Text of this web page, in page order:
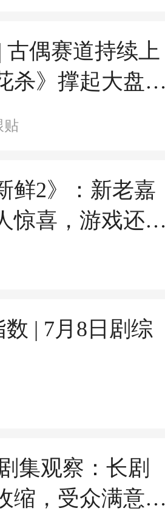
古偶赛道持续上
杀》撑起大盘市
贴
鲜2》：新老嘉
惊喜，游戏还需
| 7月8日剧综
集观察：长剧
缩，受众满意度